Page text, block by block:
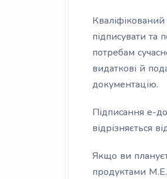
підписувати та
потребам
видаткові й
документацію.
Підписання е-
відрізняється
Якщо ви
продуктами